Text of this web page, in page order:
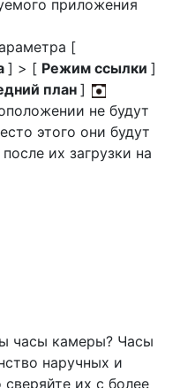
приложения
[
] > [ Режим ссылки ]
план ]
не будут
этого они будут
их загрузки на
часы камеры? Часы
наручных и
их с более